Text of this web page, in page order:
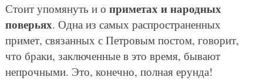
Стоит упомянуть и о приметах и народных
поверьях. Одна из самых распространенных
примет, связанных с Петровым постом, говорит,
что браки, заключенные в это время, бывают
непрочными. Это, конечно, полная ерунда!